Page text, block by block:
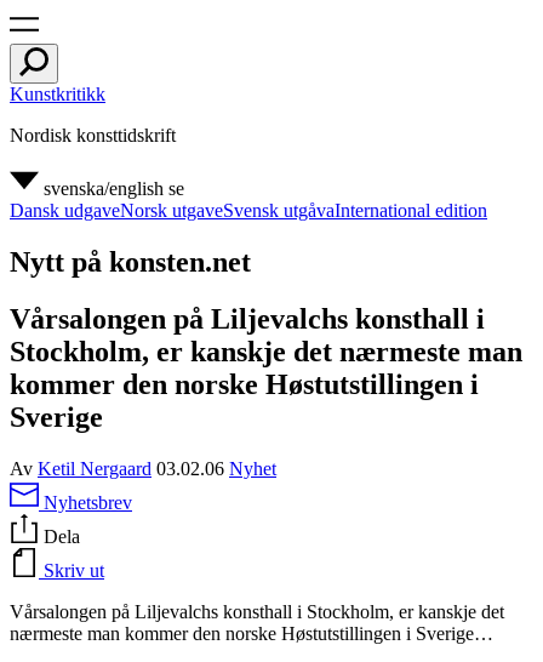
Kunstkritikk
Nordisk konsttidskrift
svenska/english se
Dansk udgaveNorsk utgaveSvensk utgåvaInternational edition
Nytt på konsten.net
Vårsalongen på Liljevalchs konsthall i
Stockholm, er kanskje det nærmeste man
kommer den norske Høstutstillingen i
Sverige
Av Ketil Nergaard 03.02.06 Nyhet
Nyhetsbrev
Dela
Skriv ut
Vårsalongen på Liljevalchs konsthall i Stockholm, er kanskje det
nærmeste man kommer den norske Høstutstillingen i Sverige…